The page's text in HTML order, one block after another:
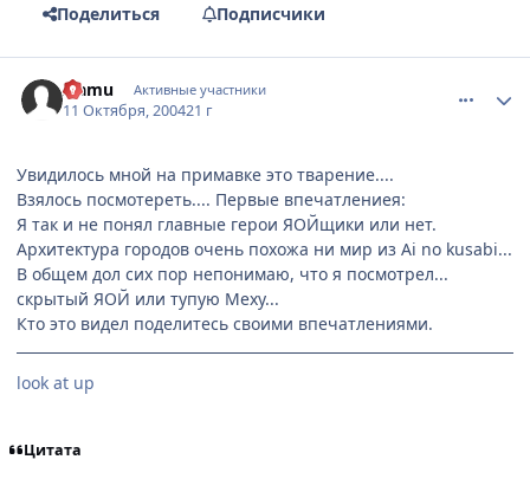
Поделиться Подписчики
Isamu Активные участники
11 Октября, 200421 г
Увидилось мной на примавке это тварение....
Взялось посмотереть.... Первые впечатлениея:
Я так и не понял главные герои ЯОЙщики или нет.
Архитектура городов очень похожа ни мир из Ai no kusabi...
В общем дол сих пор непонимаю, что я посмотрел...
скрытый ЯОЙ или тупую Меху...
Кто это видел поделитесь своими впечатлениями.
look at up
Цитата